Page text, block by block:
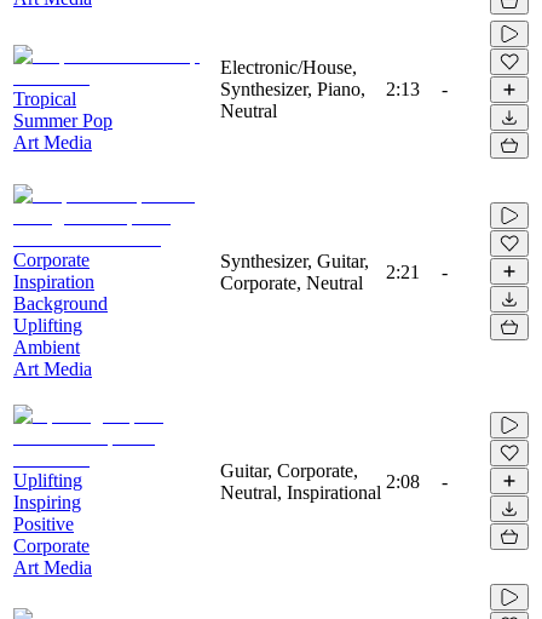
Tropical
Summer Pop
Art Media
Electronic/House,
Synthesizer, Piano,
Neutral
2:13 -
Corporate
Inspiration
Background
Uplifting
Ambient
Art Media
Synthesizer, Guitar,
Corporate, Neutral
2:21 -
Uplifting
Inspiring
Positive
Corporate
Art Media
Guitar, Corporate,
Neutral, Inspirational
2:08 -